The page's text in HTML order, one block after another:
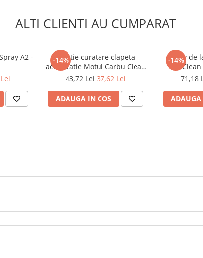
ALTI CLIENTI AU CUMPARAT
A2 -
-14%
Solutie curatare clapeta
acceleratie Motul Carbu Clean
P1 - 400 ml
43,72 Lei37,62 Lei
ADAUGA IN COS
-14%
Spray de
Clean
71,18
ADAUGA